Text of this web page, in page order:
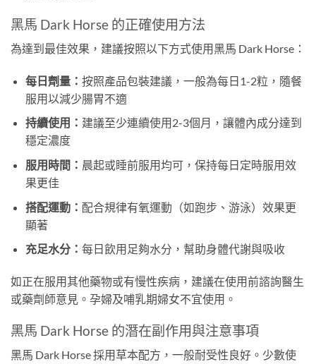
黑馬 Dark Horse 的正確使用方法
為達到最佳效果，建議按照以下方式使用黑馬 Dark Horse：
每日劑量： 按照產品包裝建議，一般為每日1-2粒，隨餐
服用以減少腸胃不適
持續使用： 建議至少連續使用2-3個月，讓體內成分達到
穩定濃度
服用時間： 晨起或睡前服用均可，保持每日定時服用效
果更佳
搭配運動： 配合規律有氧運動（如跑步、游泳）效果更
顯著
充足水分： 每日飲用足夠水分，幫助身體代謝與吸收
如正在服用其他藥物或有慢性疾病，建議在使用前諮詢醫生
或藥劑師意見。孕婦及哺乳期婦女不宜使用。
黑馬 Dark Horse 的潛在副作用與注意事項
黑馬 Dark Horse 採用草本配方，一般耐受性良好。少數使